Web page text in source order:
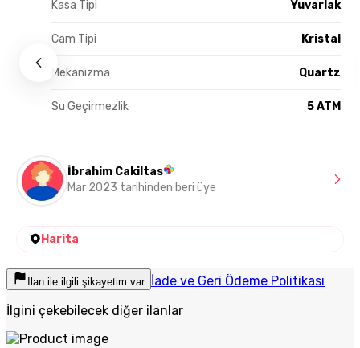
Kasa Tipi Yuvarlak
Cam Tipi Kristal
Mekanizma Quartz
Su Geçirmezlik 5 ATM
İbrahim Cakiltas
Mar 2023 tarihinden beri üye
Harita
İlan ile ilgili şikayetim var İade ve Geri Ödeme Politikası
İlgini çekebilecek diğer ilanlar